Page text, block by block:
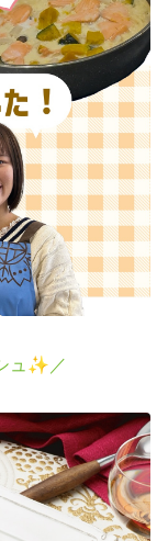
ュ✨／